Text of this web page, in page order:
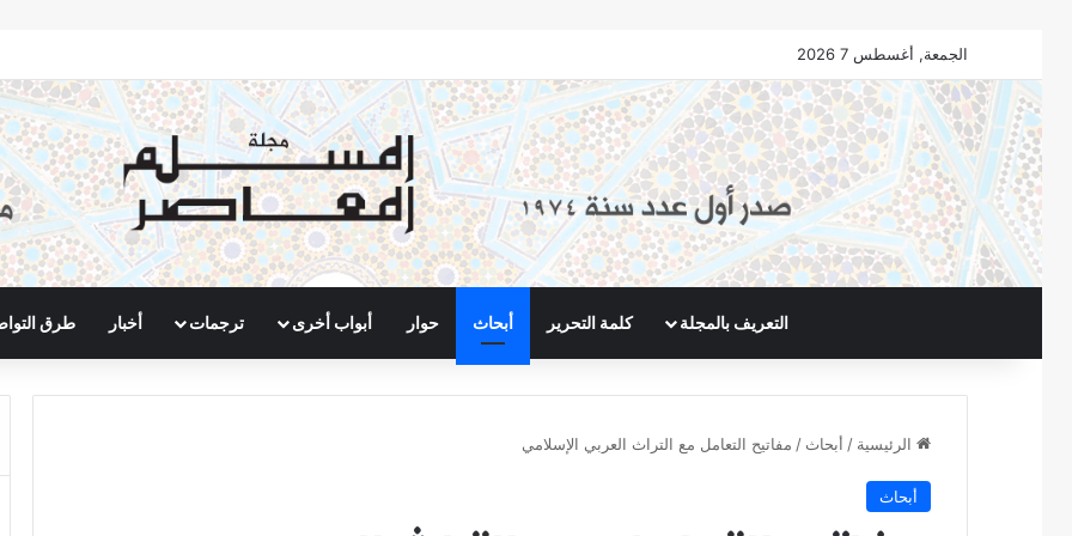
الجمعة, أغسطس 7 2026
التعريف بالمجلة كلمة التحرير أبحاث حوار أبواب أخرى ترجمات أخبار طرق
الرئيسية / أبحاث / مفاتيح التعامل مع التراث العربي الإسلامي
أبحاث